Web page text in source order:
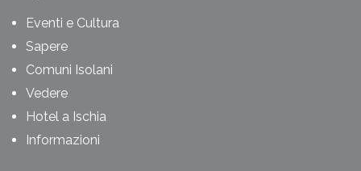
Eventi e Cultura
Sapere
Comuni Isolani
Vedere
Hotel a Ischia
Informazioni